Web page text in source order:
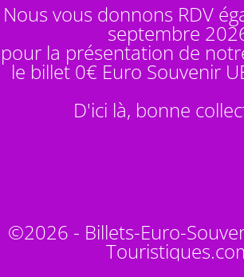
Nous vous donnons RDV
septembre
pour la présentation de
le billet 0€ Euro Souvenir
D'ici là, bonne
©2026 - Billets-Euro-